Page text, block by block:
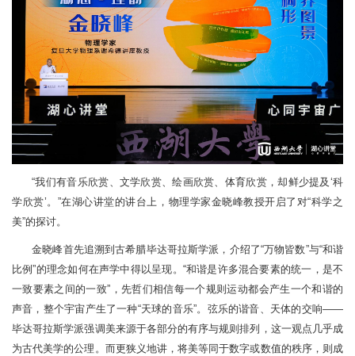
“我们有音乐欣赏、文学欣赏、绘画欣赏、体育欣赏，却鲜少提及‘科
学欣赏’。”在湖心讲堂的讲台上，物理学家金晓峰教授开启了对“科学之
美”的探讨。
金晓峰首先追溯到古希腊毕达哥拉斯学派，介绍了“万物皆数”与“和谐
比例”的理念如何在声学中得以呈现。“和谐是许多混合要素的统一，是不
一致要素之间的一致”，先哲们相信每一个规则运动都会产生一个和谐的
声音，整个宇宙产生了一种“天球的音乐”。弦乐的谐音、天体的交响——
毕达哥拉斯学派强调美来源于各部分的有序与规则排列，这一观点几乎成
为古代美学的公理。而更狭义地讲，将美等同于数字或数值的秩序，则成